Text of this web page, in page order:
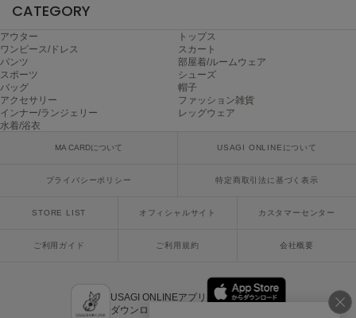
PUMA
プーマ
Reebok
リーボック
サロモン
sanrio house
CATEGORY
アウター
トップス
ワンピース/ドレス
スカート
パンツ
部屋着/ルームウェア
スポーツ
シューズ
バッグ
帽子
アクセサリー
ファッション雑貨
インナー/ランジェリー
レッグウェア
水着/浴衣
MA CARDについて USAGI ONLINEについて
プライバシーポリシー 特定商取引法に基づく表示
STORE LIST オフィシャルサイト カスタマーセンター
ご利用ガイド ご利用規約 会社概要
USAGI ONLINEアプリ
ダウンロードはこちら